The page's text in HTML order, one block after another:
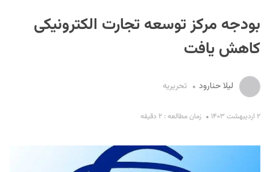
بودجه مرکز توسعه تجارت الکترونیکی
کاهش یافت
لیلا حنارود تحریریه
۲ اردیبهشت ۱۴۰۳ زمان مطالعه : ۲ دقیقه